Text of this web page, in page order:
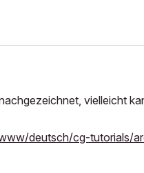
vielleicht
deutsch/cg-tutorials/